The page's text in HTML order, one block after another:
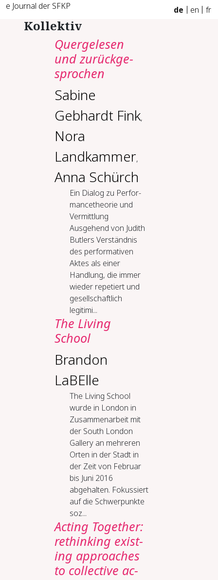
e Journal der SFKP de en fr
Kollektiv
Quer­ge­le­sen
und zu­rück­ge­
spro­chen
Sabine
Gebhardt Fink,
Nora
Landkammer,
Anna Schürch
Ein Dia­log zu Per­for­
mance­theo­rie und
Ver­mitt­lung
Ausgehend von Judith
Butlers Verständnis
des performativen
Aktes als einer
Handlung, die immer
wieder repetiert und
gesellschaftlich
legitimi...
The Liv­ing
School
Brandon
LaBElle
The Living School
wurde in London in
Zusammenarbeit mit
der South London
Gallery an mehreren
Orten in der Stadt in
der Zeit von Februar
bis Juni 2016
abgehalten. Fokussiert
auf die Schwerpunkte
soz...
Act­ing To­geth­er:
re­think­ing ex­ist­
ing ap­proach­es
to col­lec­tive ac­